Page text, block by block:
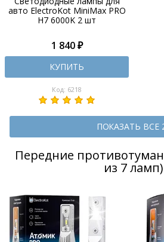
авто ElectroKot MiniMax PRO
H7 6000K 2 шт
1 840 ₽
КУПИТЬ
Код: 6218
ПОКАЗАТЬ ВСЕ
Передние
из 7 ламп)